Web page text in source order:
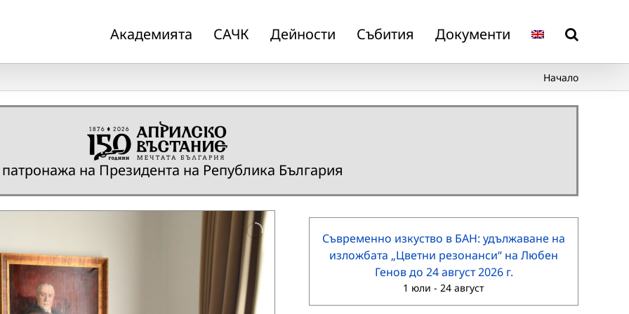
Академията САЧК Дейности Събития Документи
Начало
на Президента на Република България
Съвременно изкуство в БАН: удължаване на
изложбата „Цветни резонанси“ на Любен
Генов до 24 август 2026 г.
1 юли - 24 август